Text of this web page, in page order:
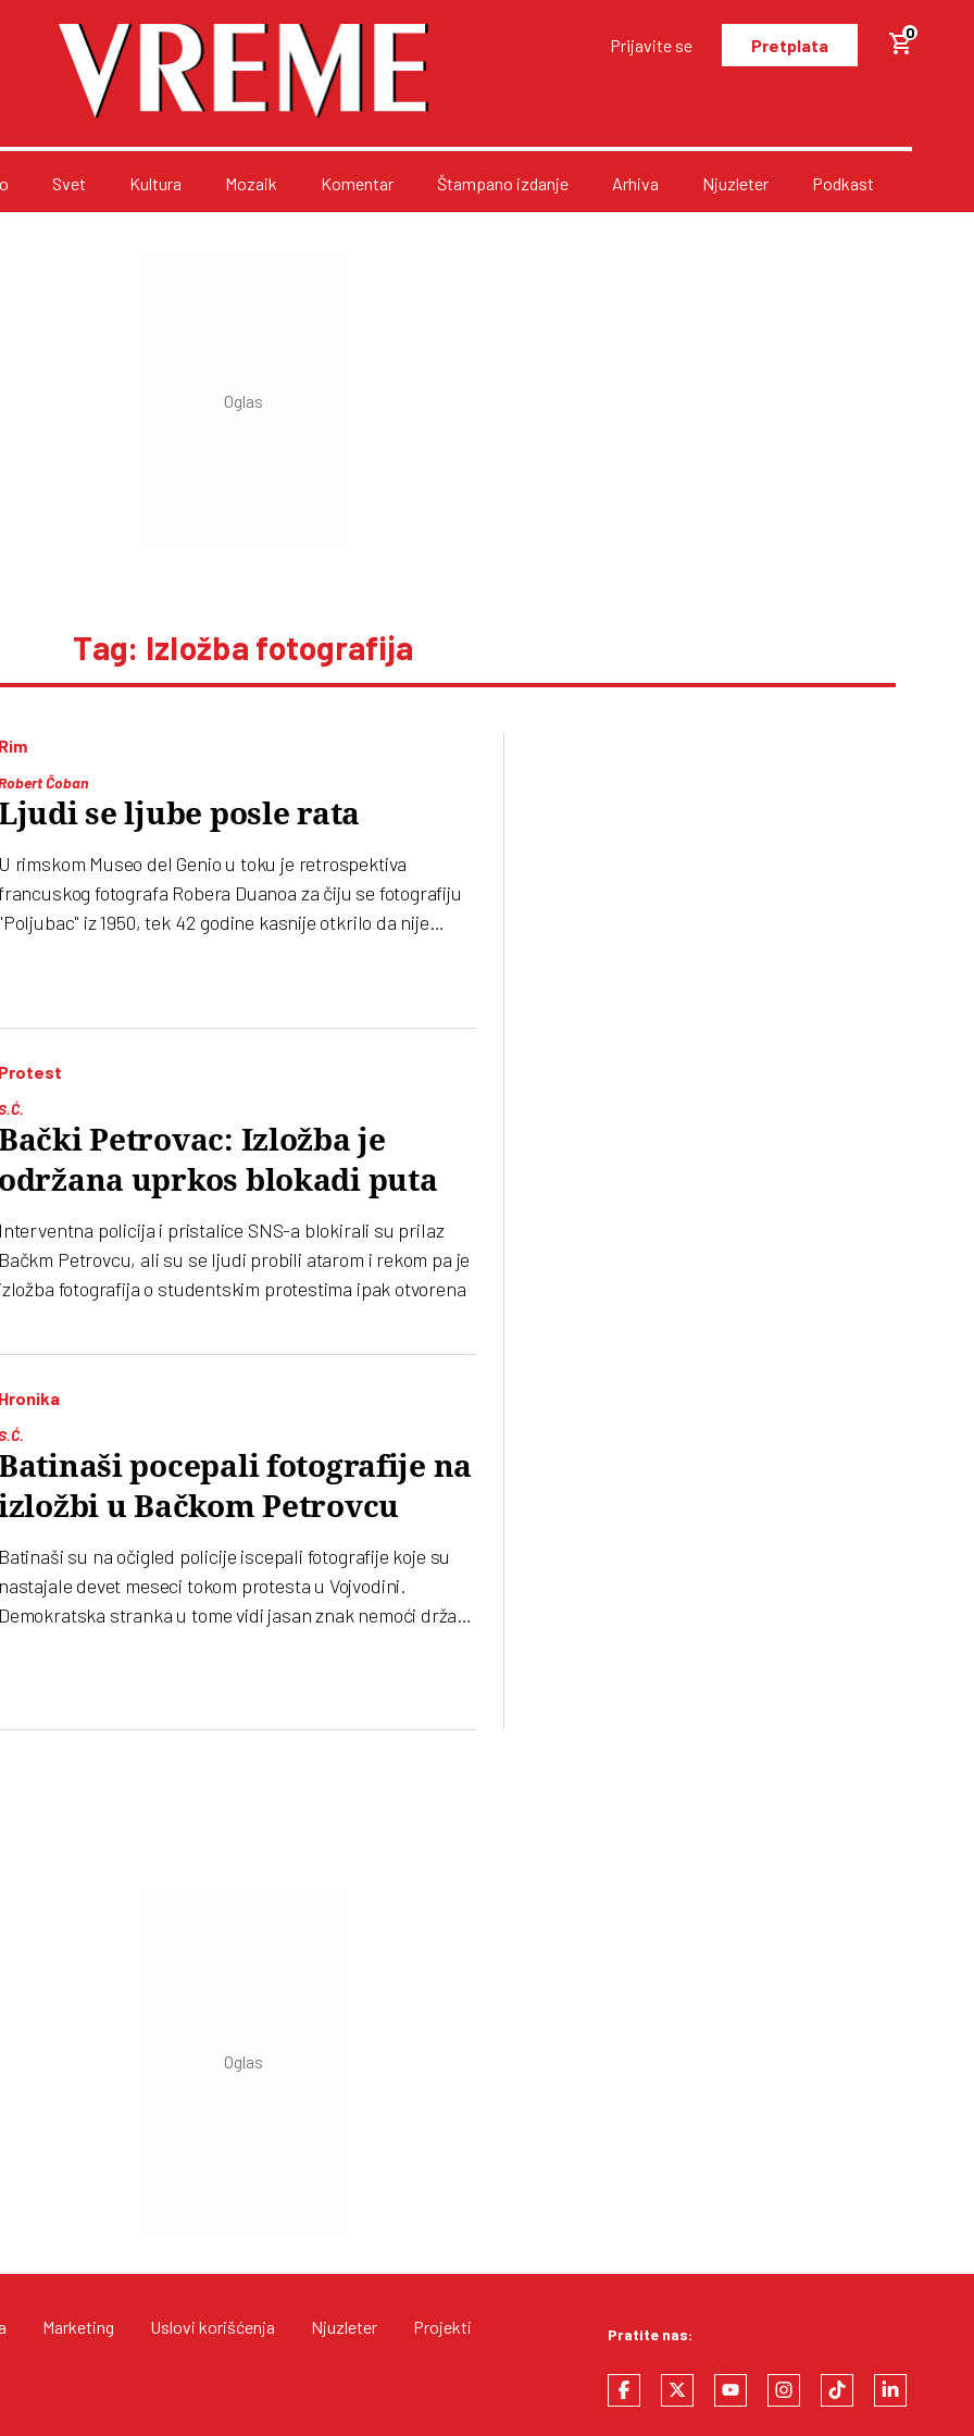
Prijavite se Pretplata
0
Svet Kultura Mozaik Komentar Štampano izdanje Arhiva Njuzleter Podkast
Tag: Izložba fotografija
Čoban
se ljube posle rata
rimskom Museo del Genio u toku je retrospektiva
fotografa Robera Duanoa za čiju se fotografiju
iz 1950, tek 42 godine kasnije otkrilo da nije
Petrovac: Izložba je
uprkos blokadi puta
policija i pristalice SNS-a blokirali su prilaz
Petrovcu, ali su se ljudi probili atarom i rekom pa je
fotografija o studentskim protestima ipak otvorena
pocepali fotografije na
u Bačkom Petrovcu
su na očigled policije iscepali fotografije koje su
devet meseci tokom protesta u Vojvodini.
stranka u tome vidi jasan znak nemoći države
Marketing Uslovi korišćenja Njuzleter Projekti Pratite nas: